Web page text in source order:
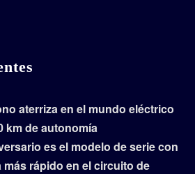
aterriza en el mundo eléctrico
km de autonomía
es el modelo de serie con
rápido en el circuito de